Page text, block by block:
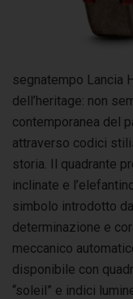
segnatempo Lancia
dell’heritage: non
contemporanea del
attraverso codici
storia. Il quadrante
inclinate e
simbolo introdotto
determinazione e
meccanico
disponibile con
“soleil” e indici